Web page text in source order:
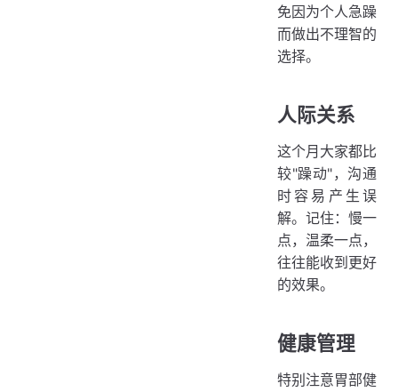
免因为个人急躁
而做出不理智的
选择。
人际关系
这个月大家都比
较"躁动"，沟通
时容易产生误
解。记住：慢一
点，温柔一点，
往往能收到更好
的效果。
健康管理
特别注意胃部健